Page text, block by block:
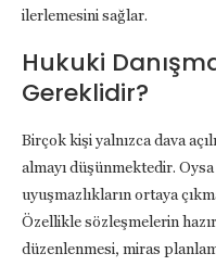
ilerlemesini sağlar.
Hukuki
Gereklidir?
Birçok kişi yalnızca dava
almayı düşünmektedir.
uyuşmazlıkların ortaya
Özellikle sözleşmelerin
düzenlenmesi, miras